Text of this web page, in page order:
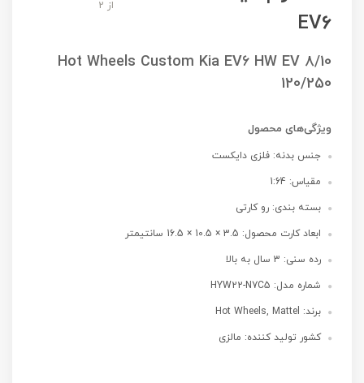
EV6
از 2
Hot Wheels Custom Kia EV6 HW EV 8/10
120/250
ویژگی‌های محصول
جنس بدنه: فلزی دایکست
مقیاس: 1:64
بسته بندی: رو کارتی
ابعاد کارت محصول: 3.5 × 10.5 × 16.5 سانتیمتر
رده سنی: 3 سال به بالا
شماره مدل: HYW22-N7C5
برند: Hot Wheels, Mattel
کشور تولید کننده: مالزی